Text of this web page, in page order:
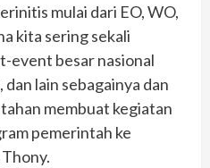
mulai dari EO, WO,
kita sering sekali
event besar nasional
lain sebagainya dan
membuat kegiatan
pemerintah ke